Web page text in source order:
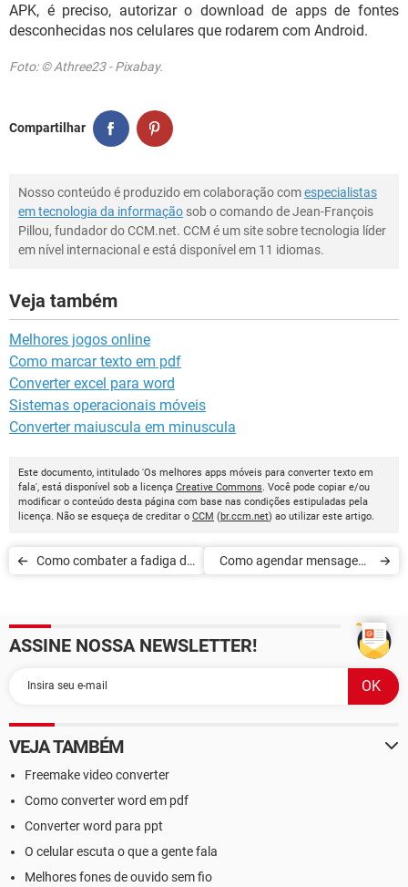
APK, é preciso, autorizar o download de apps de fontes
desconhecidas nos celulares que rodarem com Android.
Foto: © Athree23 - Pixabay.
Compartilhar
Nosso conteúdo é produzido em colaboração comespecialistas
em tecnologia da informação sob o comando de Jean-François
Pillou, fundador do CCM.net. CCM é um site sobre tecnologia líder
em nível internacional e está disponível em 11 idiomas.
Veja também
Melhores jogos online
Como marcar texto em pdf
Converter excel para word
Sistemas operacionais móveis
Converter maiuscula em minuscula
Este documento, intitulado 'Os melhores apps móveis para converter texto em
fala', está disponível sob a licença Creative Commons. Você pode copiar e/ou
modificar o conteúdo desta página com base nas condições estipuladas pela
licença. Não se esqueça de creditar o CCM (br.ccm.net) ao utilizar este artigo.
Como combater a fadiga do
Como agendar mensagens
ASSINE NOSSA NEWSLETTER!
VEJA TAMBÉM
Freemake video converter
Como converter word em pdf
Converter word para ppt
O celular escuta o que a gente fala
Melhores fones de ouvido sem fio